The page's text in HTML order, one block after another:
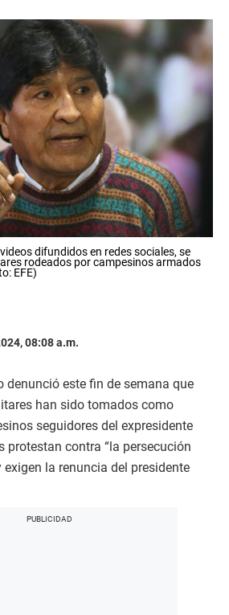
difundidos en redes sociales, se
rodeados por campesinos armados
EFE)
08:08 a.m.
denunció este fin de semana que
han sido tomados como
seguidores del expresidente
protestan contra “la persecución
exigen la renuncia del presidente